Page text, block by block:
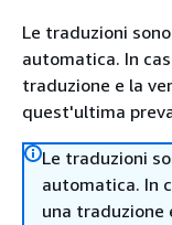
Le traduzioni
automatica. In
traduzione e la
quest'ultima
Le traduzioni
automatica. In
una traduzione